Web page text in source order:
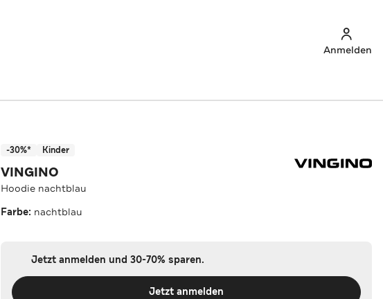
Anmelden
-30%* Kinder
VINGINO
Hoodie nachtblau
Farbe: nachtblau
Jetzt anmelden und 30-70% sparen.
Jetzt anmelden